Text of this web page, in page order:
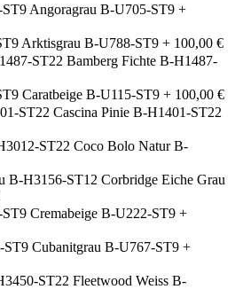
Angoragrau B-U705-ST9 +
Arktisgrau B-U788-ST9 + 100,00 €
Bamberg Fichte B-H1487-
Caratbeige B-U115-ST9 + 100,00 €
Cascina Pinie B-H1401-ST22
Coco Bolo Natur B-
Corbridge Eiche Grau
Cremabeige B-U222-ST9 +
Cubanitgrau B-U767-ST9 +
Fleetwood Weiss B-